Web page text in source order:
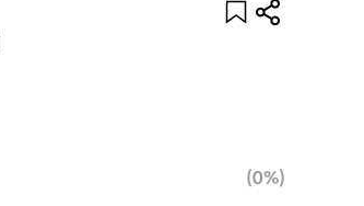
(0%)